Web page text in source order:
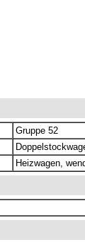
Gruppe 52
Heizwagen,